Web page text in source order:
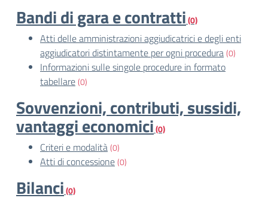
Bandi di gara e contratti(0)
Atti delle amministrazioni aggiudicatrici e degli enti
aggiudicatori distintamente per ogni procedura(0)
Informazioni sulle singole procedure in formato
tabellare(0)
Sovvenzioni, contributi, sussidi,
vantaggi economici(0)
Criteri e modalità(0)
Atti di concessione(0)
Bilanci(0)